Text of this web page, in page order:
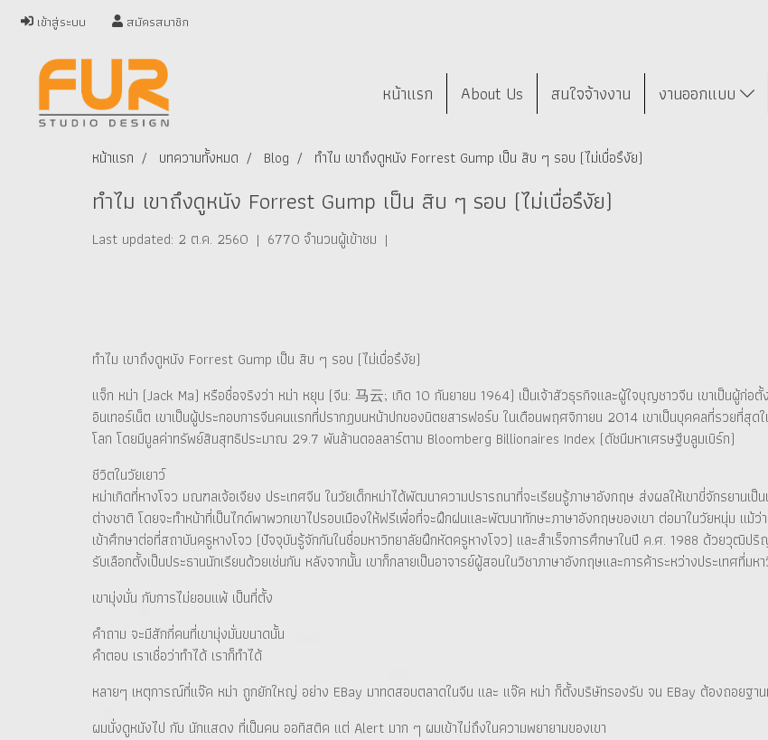
เข้าสู่ระบบ สมัครสมาชิก
หน้าแรก About Us สนใจจ้างงาน งานออกแบบ
หน้าแรก บทความทั้งหมด Blog ทำไม เขาถึงดูหนัง Forrest Gump เป็น สิบ ๆ รอบ (ไม่เบื่อรึงัย)
ทำไม เขาถึงดูหนัง Forrest Gump เป็น สิบ ๆ รอบ (ไม่เบื่อรึงัย)
Last updated: 2 ต.ค. 2560 | 6770 จำนวนผู้เข้าชม |
ทำไม เขาถึงดูหนัง Forrest Gump เป็น สิบ ๆ รอบ (ไม่เบื่อรึงัย)
แจ็ก หม่า (Jack Ma) หรือชื่อจริงว่า หม่า หยุน (จีน: 马云; เกิด 10 กันยายน 1964) เป็นเจ้าสัวธุรกิจและผู้ใจบุญชาวจีน เขาเป็นผู้ก่อตั้
อินเทอร์เน็ต เขาเป็นผู้ประกอบการจีนคนแรกที่ปรากฏบนหน้าปกของนิตยสารฟอร์บ ในเดือนพฤศจิกายน 2014 เขาเป็นบุคคลที่รวยที่
โลก โดยมีมูลค่าทรัพย์สินสุทธิประมาณ 29.7 พันล้านดอลลาร์ตาม Bloomberg Billionaires Index (ดัชนีมหาเศรษฐีบลูมเบิร์ก)
ชีวิตในวัยเยาว์
หม่าเกิดที่หางโจว มณฑลเจ้อเจียง ประเทศจีน ในวัยเด็กหม่าได้พัฒนาความปรารถนาที่จะเรียนรู้ภาษาอังกฤษ ส่งผลให้เขาขี่จักรยานเ
ต่างชาติ โดยจะทำหน้าที่เป็นไกด์พาพวกเขาไปรอบเมืองให้ฟรีเพื่อที่จะฝึกฝนและพัฒนาทักษะภาษาอังกฤษของเขา ต่อมาในวัยหนุ่ม แม้ว่
เข้าศึกษาต่อที่สถาบันครูหางโจว (ปัจจุบันรู้จักกันในชื่อมหาวิทยาลัยฝึกหัดครูหางโจว) และสำเร็จการศึกษาในปี ค.ศ. 1988 ด้วยวุฒิป
รับเลือกตั้งเป็นประธานนักเรียนด้วยเช่นกัน หลังจากนั้น เขาก็กลายเป็นอาจารย์ผู้สอนในวิชาภาษาอังกฤษและการค้าระหว่างประเทศที่มห
เขามุ่งมั่น กับการไม่ยอมแพ้ เป็นที่ตั้ง
คำถาม จะมีสักกี่คนที่เขามุ่งมั่นขนาดนั้น
คำตอบ เราเชื่อว่าทำได้ เราก็ทำได้
หลายๆ เหตุการณ์ที่แจ๊ค หม่า ถูกยักใหญ่ อย่าง EBay มาทดสอบตลาดในจีน และ แจ๊ค หม่า ก็ตั้งบริษัทรองรับ จน EBay ต้องถอยฐา
ผมนั่งดูหนังไป กับ นักแสดง ที่เป็นคน ออทิสติค แต่ Alert มาก ๆ ผมเข้าไม่ถึงในความพยายามของเขา